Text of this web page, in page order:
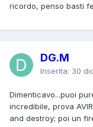
ricordo, penso basti
DG.M
Inserita: 30
Dimenticavo...puoi
incredibile, prova
and destroy; poi un